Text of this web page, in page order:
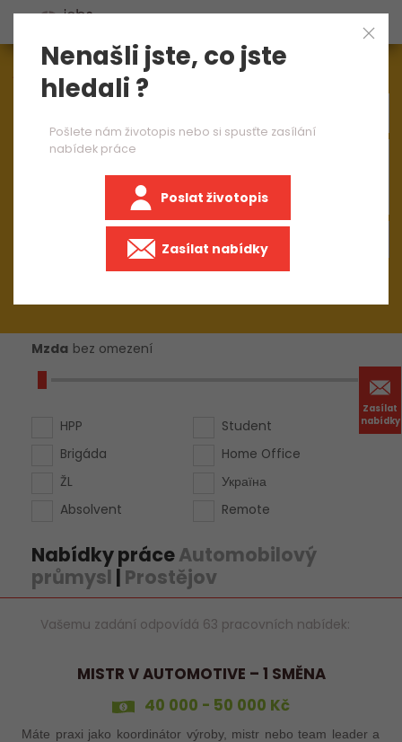
Zasílat
nabídky
Aktuálně1548nabídek práce
Automobilový průmysl
Mzda bez omezení
HPP
Brigáda
ŽL
Absolvent
Student
Home Office
Україна
Remote
Nabídky práceAutomobilový
průmysl | Prostějov
Vašemu zadání odpovídá 63 pracovních nabídek:
MISTR V AUTOMOTIVE – 1 SMĚNA
40 000 - 50 000 Kč
Máte praxi jako koordinátor výroby, mistr nebo team leader a
Nenašli jste, co jste
hledali ?
Pošlete nám životopis nebo si spusťte zasílání
nabídek práce
Poslat životopis
Zasílat nabídky